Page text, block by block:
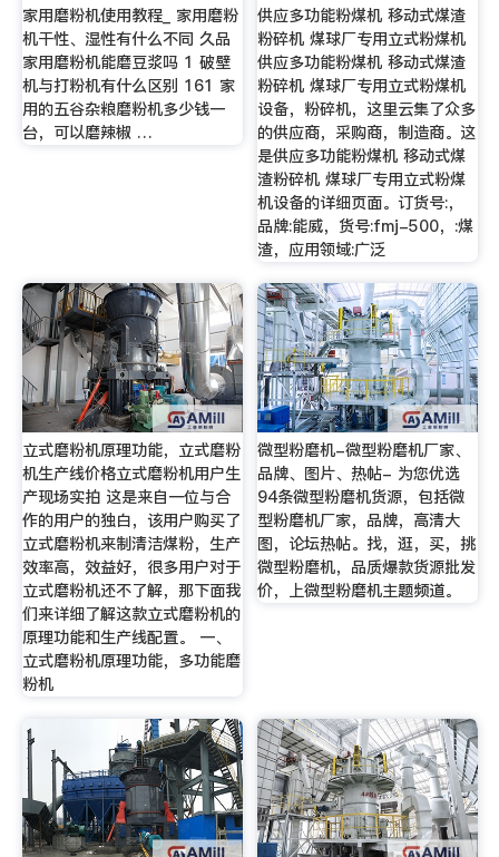
家用磨粉机使用教程_ 家用磨粉
机干性、湿性有什么不同 久品
家用磨粉机能磨豆浆吗 1 破壁
机与打粉机有什么区别 161 家
用的五谷杂粮磨粉机多少钱一
台，可以磨辣椒 …
供应多功能粉煤机 移动式煤渣
粉碎机 煤球厂专用立式粉煤机
供应多功能粉煤机 移动式煤渣
粉碎机 煤球厂专用立式粉煤机
设备，粉碎机，这里云集了众多
的供应商，采购商，制造商。这
是供应多功能粉煤机 移动式煤
渣粉碎机 煤球厂专用立式粉煤
机设备的详细页面。订货号:，
品牌:能威，货号:fmj-500，:煤
渣，应用领域:广泛
立式磨粉机原理功能，立式磨粉
机生产线价格立式磨粉机用户生
产现场实拍 这是来自一位与合
作的用户的独白，该用户购买了
立式磨粉机来制清洁煤粉，生产
效率高，效益好，很多用户对于
立式磨粉机还不了解，那下面我
们来详细了解这款立式磨粉机的
原理功能和生产线配置。 一、
立式磨粉机原理功能，多功能磨
粉机
微型粉磨机-微型粉磨机厂家、
品牌、图片、热帖- 为您优选
94条微型粉磨机货源，包括微
型粉磨机厂家，品牌，高清大
图，论坛热帖。找，逛，买，挑
微型粉磨机，品质爆款货源批发
价，上微型粉磨机主题频道。